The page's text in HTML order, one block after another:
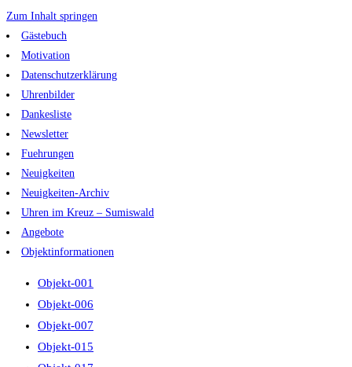
Zum Inhalt springen
Gästebuch
Motivation
Datenschutzerklärung
Uhrenbilder
Dankesliste
Newsletter
Fuehrungen
Neuigkeiten
Neuigkeiten-Archiv
Uhren im Kreuz – Sumiswald
Angebote
Objektinformationen
Objekt-001
Objekt-006
Objekt-007
Objekt-015